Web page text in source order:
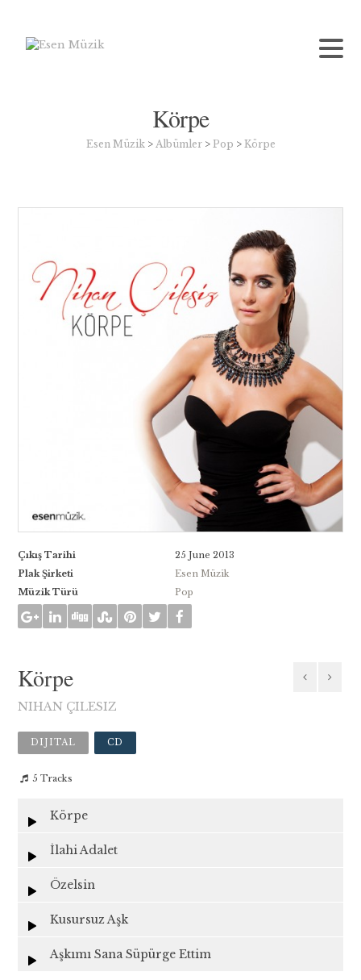
Körpe
Esen Müzik> Albümler> Pop > Körpe
Çıkış Tarihi
25 June 2013
Plak Şirketi
Esen Müzik
Müzik Türü
Pop
Körpe
NIHAN ÇILESIZ
DIJITAL CD
5 Tracks
Körpe
İlahi Adalet
Özelsin
Kusursuz Aşk
Aşkımı Sana Süpürge Ettim